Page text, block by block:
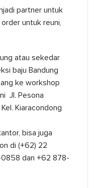
partner untuk
untuk reuni,
atau sekedar
baju Bandung
ke workshop
Jl. Pesona
Kiaracondong
bisa juga
di (+62) 22
dan +62 878-